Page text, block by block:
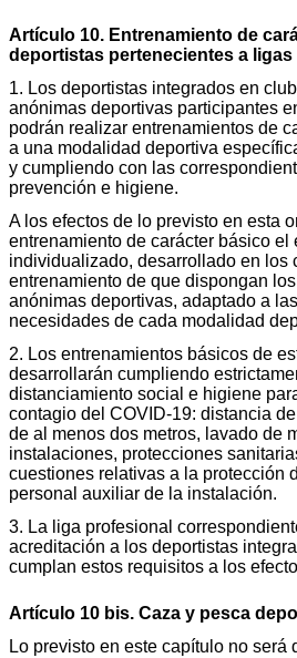
Artículo 10. Entrenamiento de
deportistas pertenecientes a
1. Los deportistas integrados en
anónimas deportivas participantes
podrán realizar entrenamientos de
a una modalidad deportiva
y cumpliendo con las
prevención e higiene.
A los efectos de lo previsto en esta
entrenamiento de carácter básico el
individualizado, desarrollado en los
entrenamiento de que dispongan
anónimas deportivas, adaptado a
necesidades de cada modalidad
2. Los entrenamientos básicos de
desarrollarán cumpliendo
distanciamiento social e higiene
contagio del COVID-19: distancia
de al menos dos metros, lavado de
instalaciones, protecciones
cuestiones relativas a la protección
personal auxiliar de la instalación.
3. La liga profesional
acreditación a los deportistas
cumplan estos requisitos a los
Artículo 10 bis. Caza y pesca
Lo previsto en este capítulo no será